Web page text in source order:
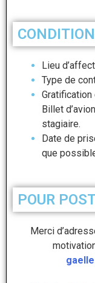
Lieu
Type de
Gratification
Billet
stagiaire.
Date de
que
POUR
Merci